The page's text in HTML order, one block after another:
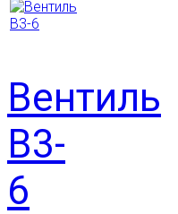
Вентиль
В3-
6